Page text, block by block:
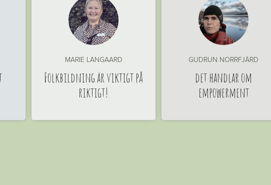
MARIE LANGAARD
Folkbildning är viktigt på
riktigt!
GUDRUN NORRFJÄRD
det handlar om
empowerment